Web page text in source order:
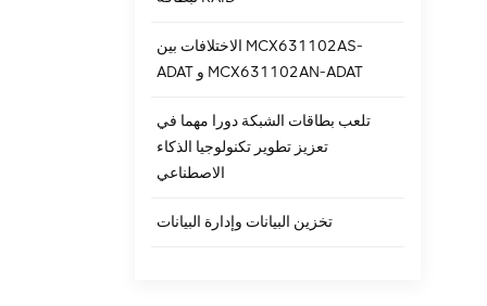
الاختلافات بين MCX631102AS-
ADAT و MCX631102AN-ADAT
تلعب بطاقات الشبكة دورا مهما في
تعزيز تطوير تكنولوجيا الذكاء
الاصطناعي
تخزين البيانات وإدارة البيانات